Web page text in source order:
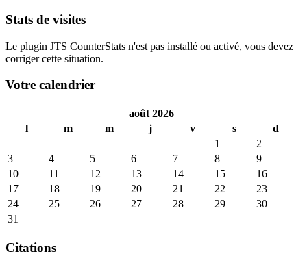
Stats de visites
Le plugin JTS CounterStats n'est pas installé ou activé, vous devez
corriger cette situation.
Votre calendrier
août 2026
l
m m j v s
d
1
2
3
4 5 6 7 8
9
10
11 12 13 14 15
16
17
18 19 20 21 22
23
24
25 26 27 28 29
30
31
Citations